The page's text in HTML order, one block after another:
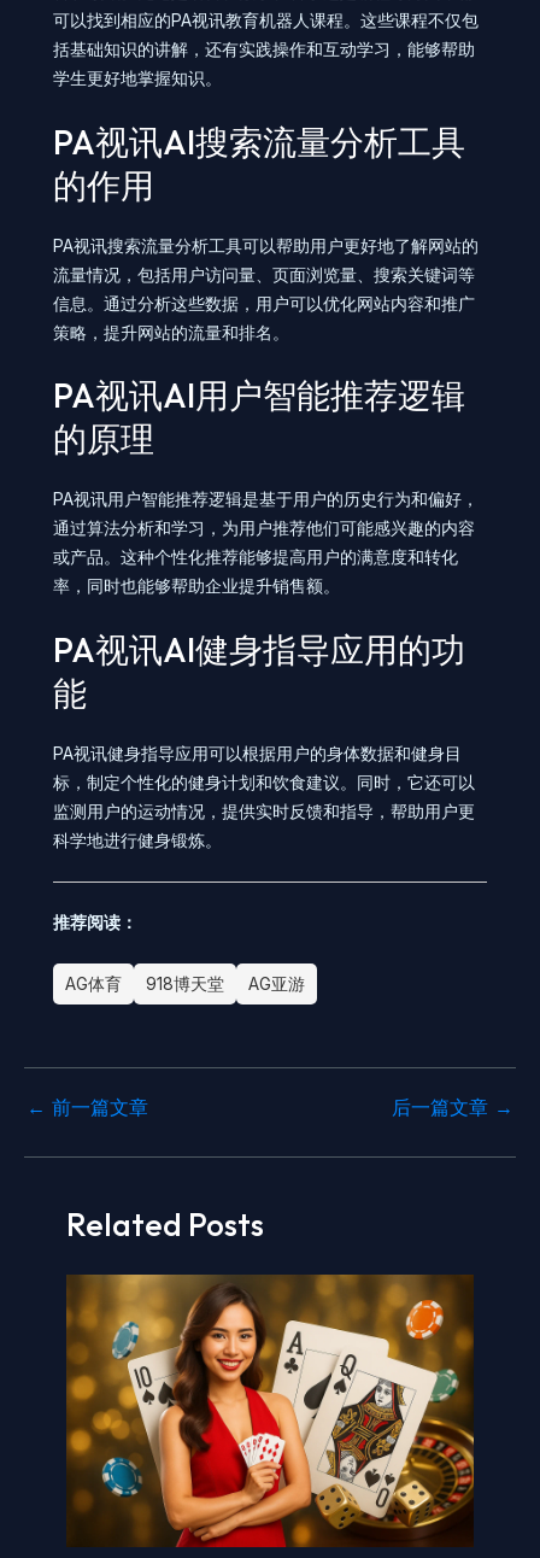
可以找到相应的PA视讯教育机器人课程。这些课程不仅包
括基础知识的讲解，还有实践操作和互动学习，能够帮助
学生更好地掌握知识。
PA视讯AI搜索流量分析工具
的作用
PA视讯搜索流量分析工具可以帮助用户更好地了解网站的
流量情况，包括用户访问量、页面浏览量、搜索关键词等
信息。通过分析这些数据，用户可以优化网站内容和推广
策略，提升网站的流量和排名。
PA视讯AI用户智能推荐逻辑
的原理
PA视讯用户智能推荐逻辑是基于用户的历史行为和偏好，
通过算法分析和学习，为用户推荐他们可能感兴趣的内容
或产品。这种个性化推荐能够提高用户的满意度和转化
率，同时也能够帮助企业提升销售额。
PA视讯AI健身指导应用的功
能
PA视讯健身指导应用可以根据用户的身体数据和健身目
标，制定个性化的健身计划和饮食建议。同时，它还可以
监测用户的运动情况，提供实时反馈和指导，帮助用户更
科学地进行健身锻炼。
推荐阅读：
AG体育 918博天堂 AG亚游
← 前一篇文章 后一篇文章 →
Related Posts